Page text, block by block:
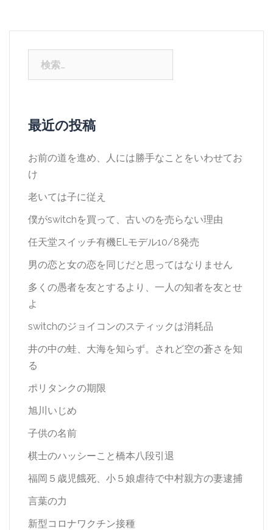
最近の投稿
お前の道を進め、人には勝手なことをいわせてお
け
老いては子に従え
僕がswitchを買って、古いのを売らない理由
任天堂スイッチ有機ELモデル10/8発売
男の恋と女の恋を同じだと思ってはなりません
多くの愚者を友とするより、一人の知者を友とせ
よ
switchのジョイコンのスティックは消耗品
井の中の蛙、大海を知らず。されど空の蒼さを知
る
ポリタンクの期限
旭川いじめ
子供の名前
棋士のハッシーこと橋本八段引退
福岡５歳児餓死、小５娘虐待で中村親方の妻逮捕
言葉の力
新型コロナワクチン接種